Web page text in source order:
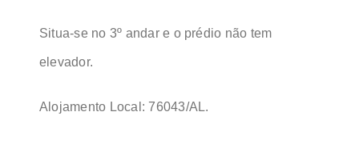
Situa-se no 3º andar e o prédio não tem
elevador.
Alojamento Local: 76043/AL.